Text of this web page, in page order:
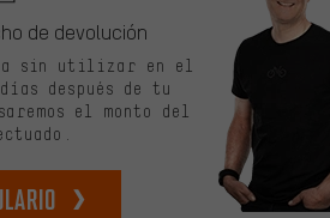
de devolución
sin utilizar en el
después de tu
el monto del